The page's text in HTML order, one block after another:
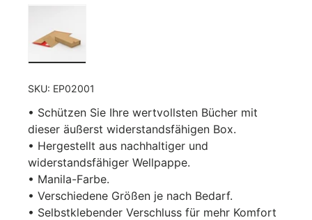
SKU: EP02001
• Schützen Sie Ihre wertvollsten Bücher mit
dieser äußerst widerstandsfähigen Box.
• Hergestellt aus nachhaltiger und
widerstandsfähiger Wellpappe.
• Manila-Farbe.
• Verschiedene Größen je nach Bedarf.
• Selbstklebender Verschluss für mehr Komfort